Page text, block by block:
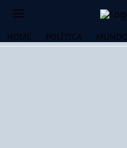
HOME POLÍTICA MUNDO